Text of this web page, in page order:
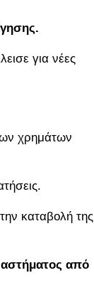
για νέες
χρημάτων
καταβολή της
από